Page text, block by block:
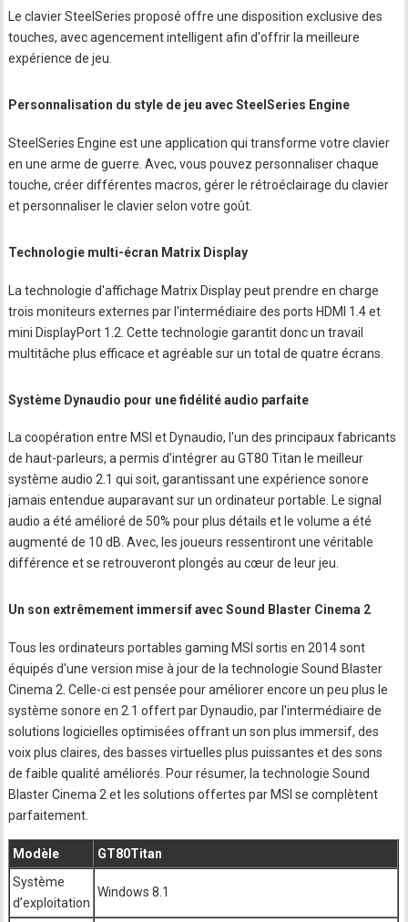
Le clavier SteelSeries proposé offre une disposition exclusive des
touches, avec agencement intelligent afin d'offrir la meilleure
expérience de jeu.
Personnalisation du style de jeu avec SteelSeries Engine
SteelSeries Engine est une application qui transforme votre clavier
en une arme de guerre. Avec, vous pouvez personnaliser chaque
touche, créer différentes macros, gérer le rétroéclairage du clavier
et personnaliser le clavier selon votre goût.
Technologie multi-écran Matrix Display
La technologie d'affichage Matrix Display peut prendre en charge
trois moniteurs externes par l'intermédiaire des ports HDMI 1.4 et
mini DisplayPort 1.2. Cette technologie garantit donc un travail
multitâche plus efficace et agréable sur un total de quatre écrans.
Système Dynaudio pour une fidélité audio parfaite
La coopération entre MSI et Dynaudio, l'un des principaux fabricants
de haut-parleurs, a permis d'intégrer au GT80 Titan le meilleur
système audio 2.1 qui soit, garantissant une expérience sonore
jamais entendue auparavant sur un ordinateur portable. Le signal
audio a été amélioré de 50% pour plus détails et le volume a été
augmenté de 10 dB. Avec, les joueurs ressentiront une véritable
différence et se retrouveront plongés au cœur de leur jeu.
Un son extrêmement immersif avec Sound Blaster Cinema 2
Tous les ordinateurs portables gaming MSI sortis en 2014 sont
équipés d'une version mise à jour de la technologie Sound Blaster
Cinema 2. Celle-ci est pensée pour améliorer encore un peu plus le
système sonore en 2.1 offert par Dynaudio, par l'intermédiaire de
solutions logicielles optimisées offrant un son plus immersif, des
voix plus claires, des basses virtuelles plus puissantes et des sons
de faible qualité améliorés. Pour résumer, la technologie Sound
Blaster Cinema 2 et les solutions offertes par MSI se complètent
parfaitement.
Modèle
GT80Titan
Système
d’exploitation
Windows 8.1